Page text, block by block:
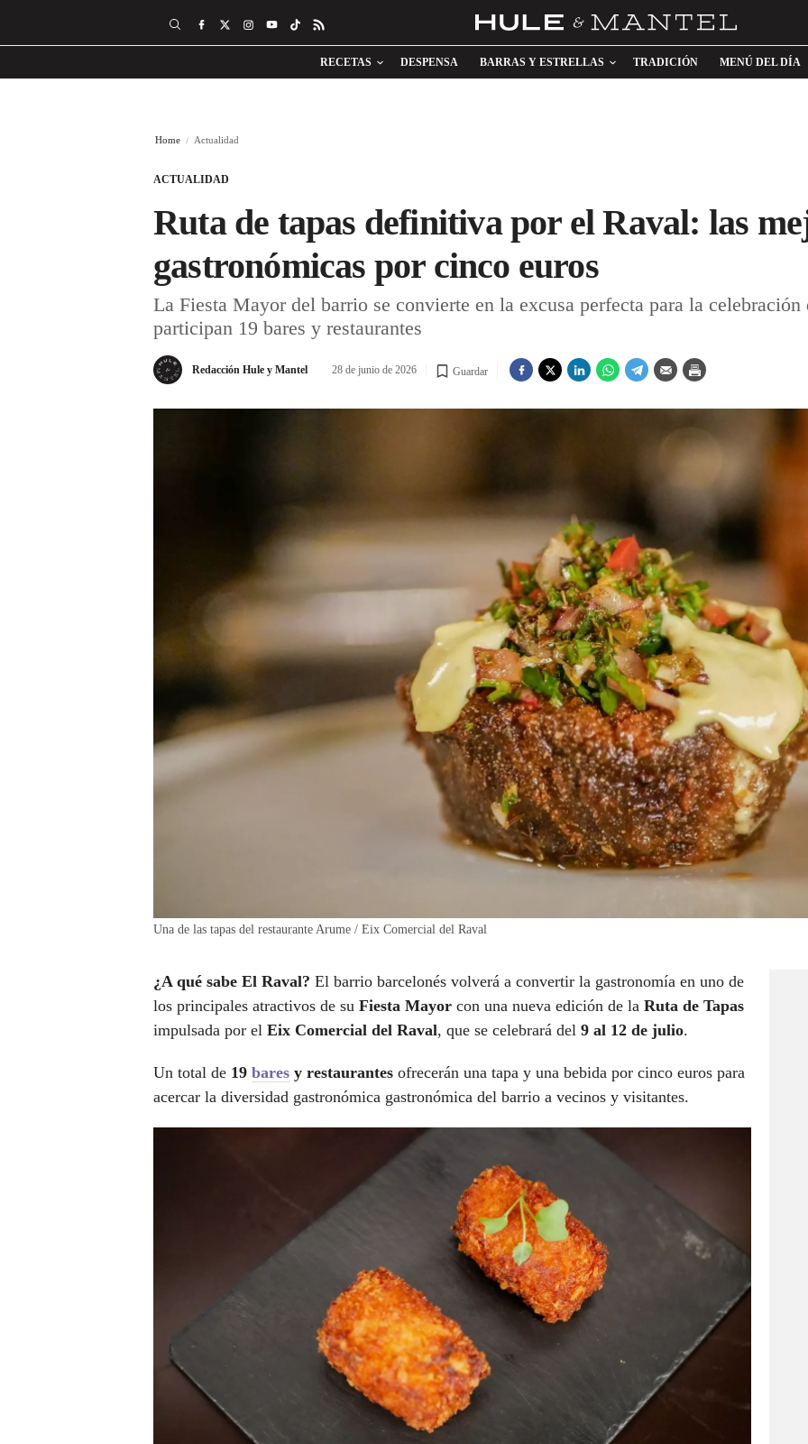
RECETAS DESPENSA BARRAS Y ESTRELLAS TRADICIÓN MENÚ DEL DÍA
Home Actualidad
ACTUALIDAD
Ruta de tapas definitiva por el Raval: las
gastronómicas por cinco euros
La Fiesta Mayor del barrio se convierte en la excusa perfecta para la
participan 19 bares y restaurantes
Redacción Hule y Mantel 28 de junio de 2026 Guardar
Una de las tapas del restaurante Arume / Eix Comercial del Raval
¿A qué sabe El Raval? El barrio barcelonés volverá a convertir la gastronomía en uno de
los principales atractivos de su Fiesta Mayor con una nueva edición de la Ruta de Tapas
impulsada por el Eix Comercial del Raval, que se celebrará del 9 al 12 de julio.
Un total de 19 bares y restaurantes ofrecerán una tapa y una bebida por cinco euros para
acercar la diversidad gastronómica gastronómica del barrio a vecinos y visitantes.